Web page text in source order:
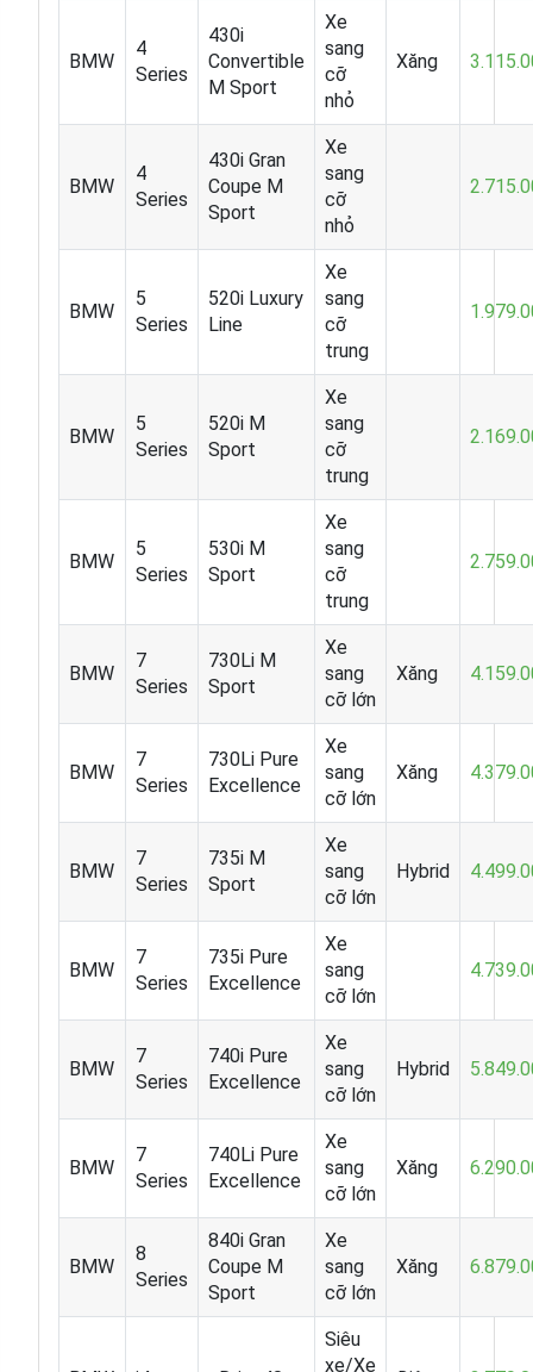
BMW
4
Series
430i
Convertible
M Sport
Xe
sang
cỡ
nhỏ
Xăng
BMW
4
Series
430i Gran
Coupe M
Sport
Xe
sang
cỡ
nhỏ
BMW
5
Series
520i Luxury
Line
Xe
sang
cỡ
trung
BMW
5
Series
520i M
Sport
Xe
sang
cỡ
trung
BMW
5
Series
530i M
Sport
Xe
sang
cỡ
trung
BMW
7
Series
730Li M
Sport
Xe
sang
cỡ lớn
Xăng
BMW
7
Series
730Li Pure
Excellence
Xe
sang
cỡ lớn
Xăng
BMW
7
Series
735i M
Sport
Xe
sang
cỡ lớn
Hybrid
BMW
7
Series
735i Pure
Excellence
Xe
sang
cỡ lớn
BMW
7
Series
740i Pure
Excellence
Xe
sang
cỡ lớn
Hybrid
BMW
7
Series
740Li Pure
Excellence
Xe
sang
cỡ lớn
Xăng
BMW
8
Series
840i Gran
Coupe M
Sport
Xe
sang
cỡ lớn
Xăng
Siêu
xe/Xe